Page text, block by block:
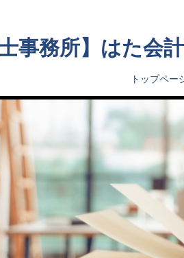
事務所】はた会
トップペー